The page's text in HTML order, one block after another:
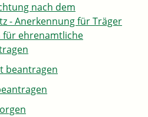
nach dem
- Anerkennung für Träger
für ehrenamtliche
beantragen